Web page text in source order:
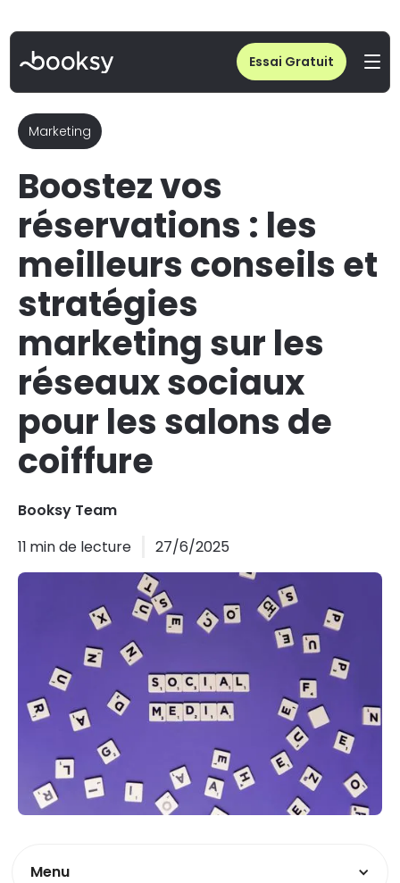
Essai Gratuit
Marketing Réseaux Sociaux : Salons de Coiffure & Réservations
Marketing
Boostez vos
réservations : les
meilleurs conseils et
stratégies
marketing sur les
réseaux sociaux
pour les salons de
coiffure
Booksy Team
11 min de lecture 27/6/2025
Menu